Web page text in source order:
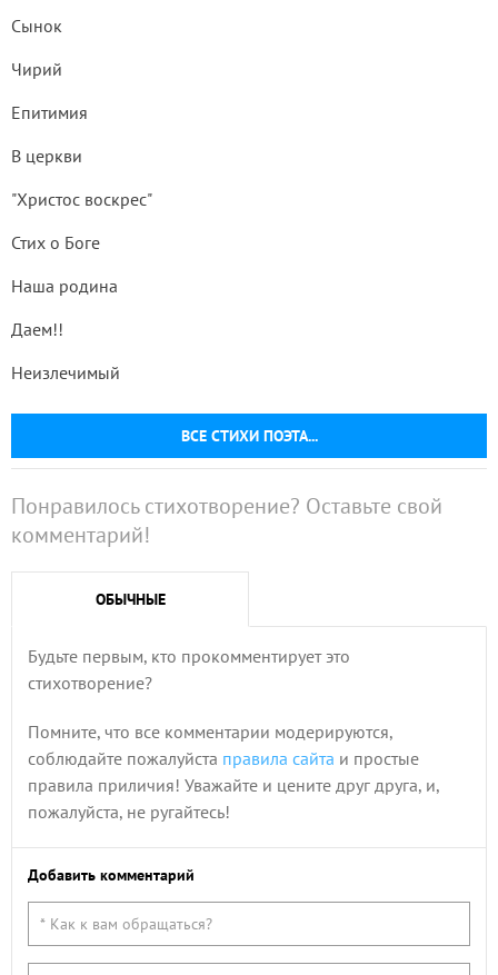
ВСЕ СТИХИ ПОЭТА...
Сынок
Чирий
Епитимия
В церкви
"Христос воскрес"
Стих о Боге
Наша родина
Даем!!
Неизлечимый
Понравилось стихотворение? Оставьте свой
комментарий!
ОБЫЧНЫЕ
Будьте первым, кто прокомментирует это
стихотворение?
Помните, что все комментарии модерируются,
соблюдайте пожалуйста правила сайта и простые
правила приличия! Уважайте и цените друг друга, и,
пожалуйста, не ругайтесь!
Добавить комментарий